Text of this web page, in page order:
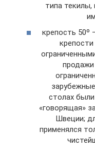
типа текилы,
крепость 50º
столах
«говорящая»
Швеции;
применялся